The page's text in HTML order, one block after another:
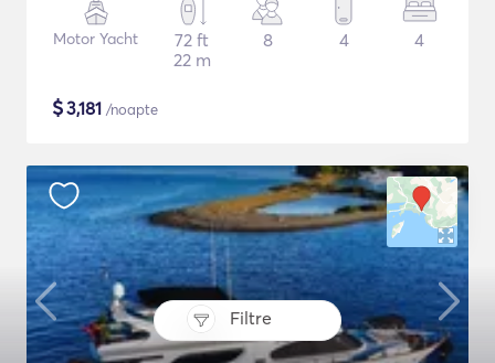
Filtre
Motor Yacht
72 ft
22 m
8 4 4
$3,181 /noapte